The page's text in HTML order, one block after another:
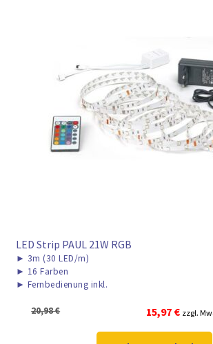
LED Strip PAUL 21W RGB
► 3m (30 LED/m)
► 16 Farben
► Fernbedienung inkl.
20,98€
Ursprünglicher
15,97 € zzgl.